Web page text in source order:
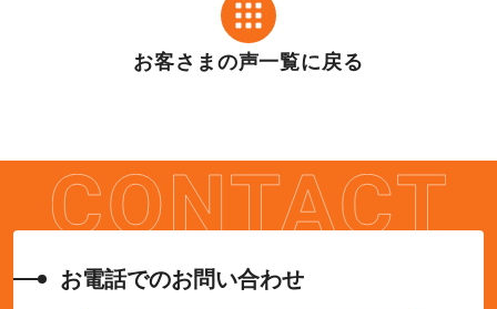
お客さまの声一覧に戻る
お電話でのお問い合わせ